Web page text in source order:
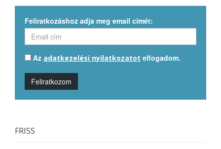
Feliratkozáshoz adja meg email címét:
Az adatkezelési nyilatkozatot elfogadom.
Feliratkozom
FRISS